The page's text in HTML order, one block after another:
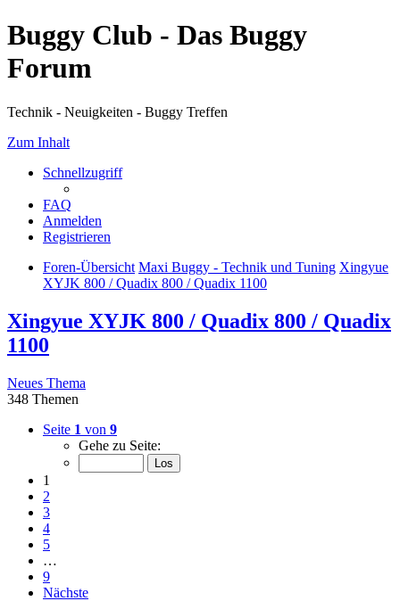
Buggy Club - Das Buggy
Forum
Technik - Neuigkeiten - Buggy Treffen
Zum Inhalt
Schnellzugriff
FAQ
Anmelden
Registrieren
Foren-Übersicht Maxi Buggy - Technik und Tuning Xingyue
XYJK 800 / Quadix 800 / Quadix 1100
Xingyue XYJK 800 / Quadix 800 / Quadix
1100
Neues Thema
348 Themen
Seite 1 von 9
Gehe zu Seite:
1
2
3
4
5
…
9
Nächste